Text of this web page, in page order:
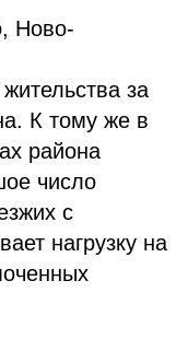
Ново-
за
К тому же в
района
число
с
нагрузку на